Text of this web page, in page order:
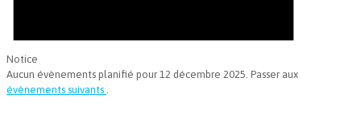
Notice
Aucun évènements planifié pour 12 décembre 2025. Passer aux
évènements suivants